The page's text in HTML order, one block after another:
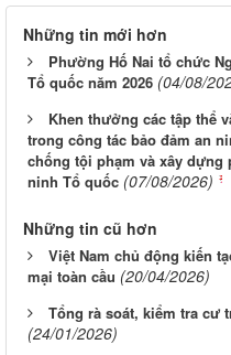
Những tin mới hơn
Phường Hố Nai tổ chức
Tổ quốc năm 2026 (04/08/
Khen thưởng các tập thể
trong công tác bảo đảm an
chống tội phạm và xây dựng
ninh Tổ quốc (07/08/2026)
Những tin cũ hơn
Việt Nam chủ động kiến
mại toàn cầu (20/04/2026)
Tổng rà soát, kiểm tra cư
(24/01/2026)